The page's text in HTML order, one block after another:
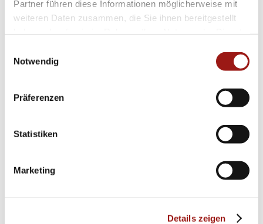
Partner führen diese Informationen möglicherweise mit
weiteren Daten zusammen, die Sie ihnen bereitgestellt
Notwendig
Präferenzen
Statistiken
Marketing
Details zeigen